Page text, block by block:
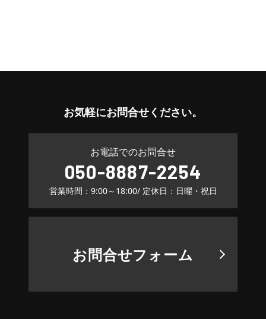
お気軽にお問合せください。
お電話でのお問合せ
050-8887-2254
営業時間：9:00～18:00/ 定休日：日曜・祝日
お問合せフォーム